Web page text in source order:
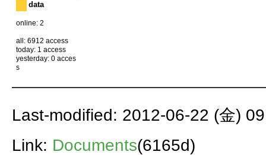
data
online: 2
all: 6912 access
today: 1 access
yesterday: 0 acces
s
Last-modified: 2012-06-22 (金)
Link: Documents(6165d)